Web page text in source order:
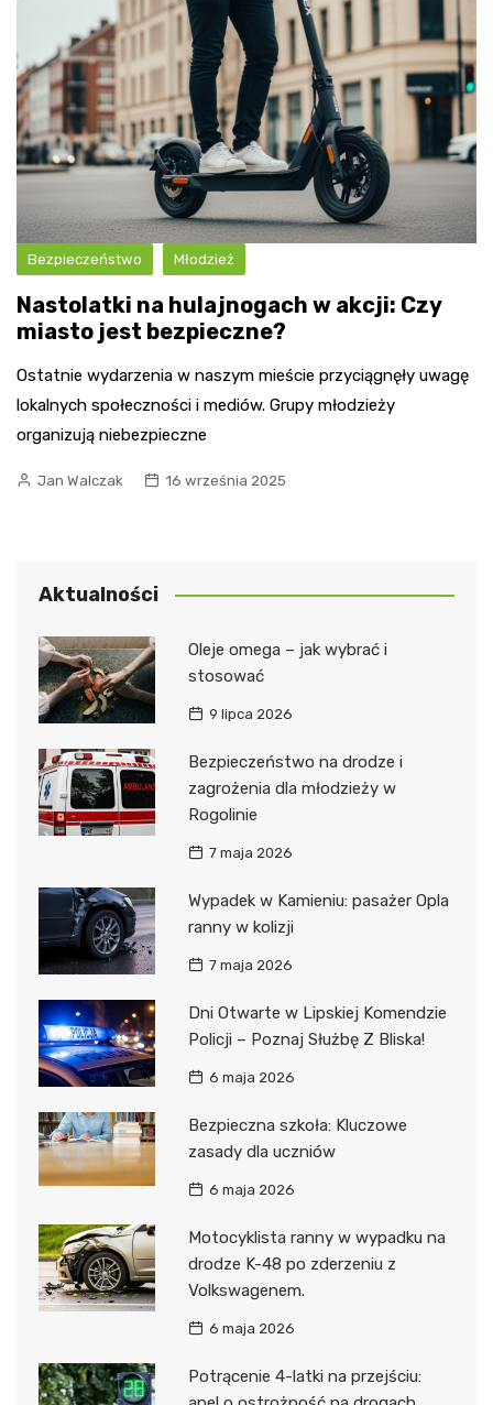
Bezpieczeństwo Młodzież
Nastolatki na hulajnogach w akcji: Czy
miasto jest bezpieczne?
Ostatnie wydarzenia w naszym mieście przyciągnęły uwagę
lokalnych społeczności i mediów. Grupy młodzieży
organizują niebezpieczne
Jan Walczak 16 września 2025
Aktualności
Oleje omega – jak wybrać i
stosować
9 lipca 2026
Bezpieczeństwo na drodze i
zagrożenia dla młodzieży w
Rogolinie
7 maja 2026
Wypadek w Kamieniu: pasażer Opla
ranny w kolizji
7 maja 2026
Dni Otwarte w Lipskiej Komendzie
Policji – Poznaj Służbę Z Bliska!
6 maja 2026
Bezpieczna szkoła: Kluczowe
zasady dla uczniów
6 maja 2026
Motocyklista ranny w wypadku na
drodze K-48 po zderzeniu z
Volkswagenem.
6 maja 2026
Potrącenie 4-latki na przejściu: